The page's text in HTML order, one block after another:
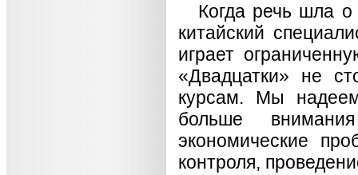
Когда речь шла о
китайский
играет
«Двадцатки» не
курсам. Мы
больше
экономические
контроля,